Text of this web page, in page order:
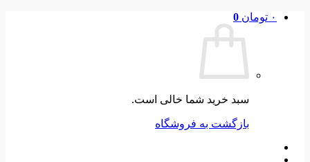
Skip
۰ تومان 0
سبد خرید شما خالی است.
بازگشت به فروشگاه